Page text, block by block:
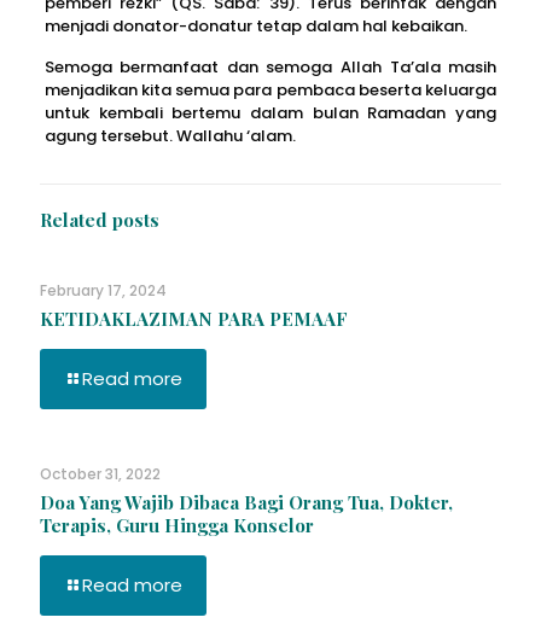
menjadi donator-donatur tetap dalam hal kebaikan.
Semoga bermanfaat dan semoga Allah Ta’ala masih
menjadikan kita semua para pembaca beserta keluarga
untuk kembali bertemu dalam bulan Ramadan yang
agung tersebut. Wallahu ‘alam.
Related posts
February 17, 2024
KETIDAKLAZIMAN PARA PEMAAF
Read more
October 31, 2022
Doa Yang Wajib Dibaca Bagi Orang Tua, Dokter,
Terapis, Guru Hingga Konselor
Read more